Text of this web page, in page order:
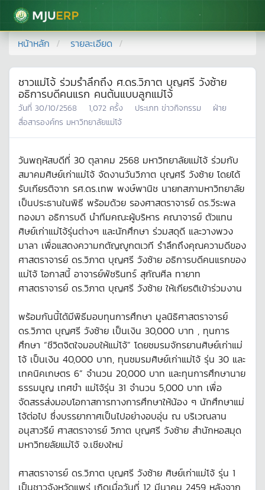
มหาวิทยาลัยแม่โจ้
หน้าหลัก รายละเอียด
ชาวแม่โจ้ ร่วมรำลึกถึง ศ.ดร.วิภาต บุญศรี วังซ้าย
อธิการบดีคนแรก คนต้นแบบลูกแม่โจ้
วันที่ 30/10/2568 1,072 ครั้ง ประเภท ข่าวกิจกรรม
ฝ่าย
สื่อสารองค์กร มหาวิทยาลัยแม่โจ้
วันพฤหัสบดีที่ 30 ตุลาคม 2568 มหาวิทยาลัยแม่โจ้ ร่วมกับ
สมาคมศิษย์เก่าแม่โจ้ จัดงานวันวิภาต บุญศรี วังซ้าย โดยได้
รับเกียรติจาก รศ.ดร.เทพ พงษ์พานิช นายกสภามหาวิทยาลัย
เป็นประธานในพิธี พร้อมด้วย รองศาสตราจารย์ ดร.วีระพล
ทองมา อธิการบดี นำทีมคณะผู้บริหาร คณาจารย์ ตัวแทน
ศิษย์เก่าแม่โจ้รุ่นต่างๆ และนักศึกษา ร่วมสดุดี และวางพวง
มาลา เพื่อแสดงความกตัญญูกตเวที รำลึกถึงคุณความดีของ
ศาสตราจารย์ ดร.วิภาต บุญศรี วังซ้าย อธิการบดีคนแรกของ
แม่โจ้ โอกาสนี้ อาจารย์พัชรินทร์ สุกัณศีล ทายาท
ศาสตราจารย์ ดร.วิภาต บุญศรี วังซ้าย ให้เกียรติเข้าร่วมงาน
พร้อมกันนี้ได้มีพิธีมอบทุนการศึกษา มูลนิธิศาสตราจารย์
ดร.วิภาต บุญศรี วังซ้าย เป็นเงิน 30,000 บาท , ทุนการ
ศึกษา “ชีวิตจิตใจมอบให้แม่โจ้” โดยชมรมจักรยานศิษย์เก่าแม่
โจ้ เป็นเงิน 40,000 บาท, ทุนชมรมศิษย์เก่าแม่โจ้ รุ่น 30 และ
เทคนิคเกษตร 6” จำนวน 20,000 บาท และทุนการศึกษานาย
ธรรมนูญ เทศขำ แม่โจ้รุ่น 31 จำนวน 5,000 บาท เพื่อ
จัดสรรส่งมอบโอกาสการทางการศึกษาให้น้อง ๆ นักศึกษาแม่
โจ้ต่อไป ซึ่งบรรยากาศเป็นไปอย่างอบอุ่น ณ บริเวณลาน
อนุสาวรีย์ ศาสตราจารย์ วิภาต บุญศรี วังซ้าย สำนักหอสมุด
มหาวิทยลัยแม่โจ้ จ.เชียงใหม่
ศาสตราจารย์ ดร.วิภาต บุญศรี วังซ้าย ศิษย์เก่าแม่โจ้ รุ่น 1
เป็นชาวจังหวัดแพร่ เกิดเมื่อวันที่ 12 มีนาคม 2459 หลังจาก